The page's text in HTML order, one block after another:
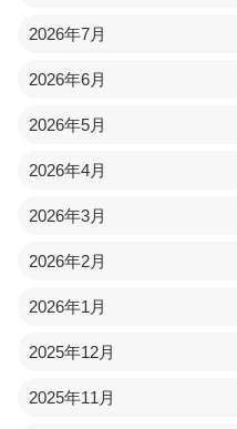
2026年7月
2026年6月
2026年5月
2026年4月
2026年3月
2026年2月
2026年1月
2025年12月
2025年11月